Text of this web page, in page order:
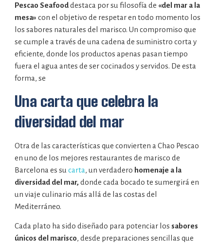
Pescao Seafooddestaca por su filosofía de «del mar a la
mesa» con el objetivo de respetar en todo momento los
los sabores naturales del marisco. Un compromiso que
se cumple a través de una cadena de suministro corta y
eficiente, donde los productos apenas pasan tiempo
fuera el agua antes de ser cocinados y servidos. De esta
forma, se
Una carta que celebra la
diversidad del mar
Otra de las características que convierten a Chao Pescao
en uno de los mejores restaurantes de marisco de
Barcelona es su carta, un verdadero homenaje a la
diversidad del mar, donde cada bocado te sumergirá en
un viaje culinario más allá de las costas del
Mediterráneo.
Cada plato ha sido diseñado para potenciar los sabores
únicos del marisco, desde preparaciones sencillas que